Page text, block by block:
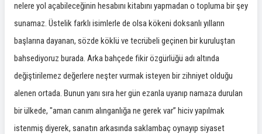
nelere yol açabileceğinin hesabını kitabını yapmadan o topluma bir şey
sunamaz. Üstelik farklı isimlerle de olsa kökeni doksanlı yılların
başlarına dayanan, sözde köklü ve tecrübeli geçinen bir kuruluştan
bahsediyoruz burada. Arka bahçede fikir özgürlüğü adı altında
değiştirilemez değerlere neşter vurmak isteyen bir zihniyet olduğu
alenen ortada. Bunun yanı sıra her gün ezanla uyanıp namaza durulan
bir ülkede, "aman canım alınganlığa ne gerek var” hiciv yapılmak
istenmiş diyerek, sanatın arkasında saklambaç oynayıp siyaset